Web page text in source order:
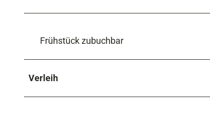
Frühstück zubuchbar
Verleih